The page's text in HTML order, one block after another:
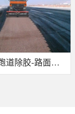
机场跑道除胶-路面标线清除